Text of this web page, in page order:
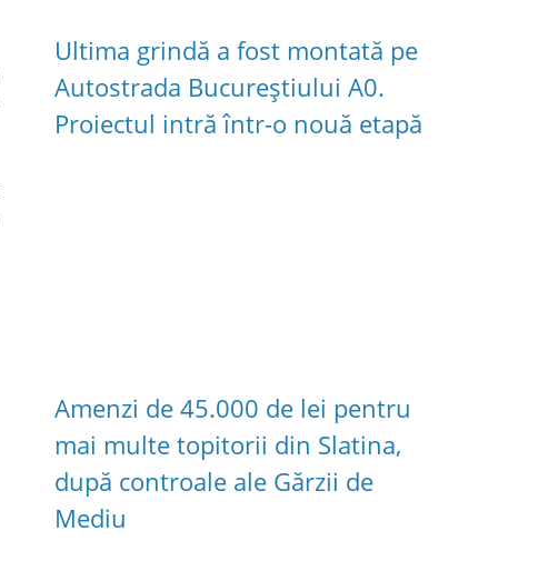
Ultima grindă a fost montată pe
Autostrada Bucureștiului A0.
Proiectul intră într-o nouă etapă
Amenzi de 45.000 de lei pentru
mai multe topitorii din Slatina,
după controale ale Gărzii de
Mediu